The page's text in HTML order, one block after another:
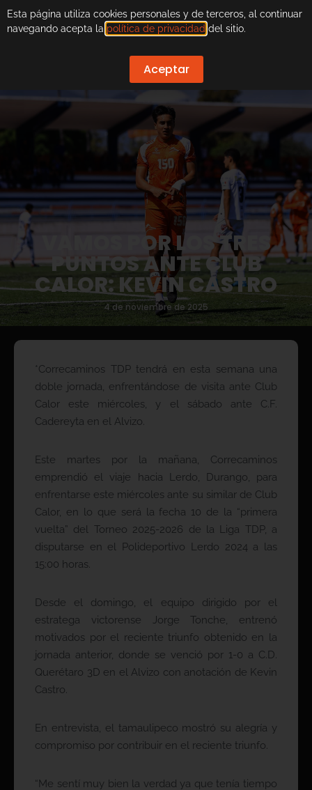
VAMOS POR LOS TRES
PUNTOS ANTE CLUB
CALOR: KEVIN CASTRO
4 de noviembre de 2025
*Correcaminos TDP tendrá en esta semana una
doble jornada, enfrentándose de visita ante Club
Calor este miércoles, y el sábado ante C.F.
Cadereyta en el Alvizo.
Este martes por la mañana, Correcaminos
emprendió el viaje hacia Lerdo, Durango, para
enfrentarse este miércoles ante su similar de Club
Calor, en lo que será la fecha 10 de la “primera
vuelta” del Torneo 2025-2026 de la Liga TDP, a
disputarse en el Polideportivo Lerdo 2024 a las
15:00 horas.
Desde el domingo, el equipo dirigido por el
estratega victorense Jorge Tonche, entrenó
motivados por el reciente triunfo obtenido en la
jornada anterior, donde se venció por 1-0 a C.D.
Querétaro 3D en el Alvizo con anotación de Kevin
Castro.
En entrevista, el tamaulipeco mostró su alegría y
compromiso por contribuir en el reciente triunfo.
“Me sentí muy bien la verdad ya que tenía tiempo
Esta página utiliza cookies personales y de terceros, al continuar
navegando acepta la política de privacidad del sitio.
Aceptar